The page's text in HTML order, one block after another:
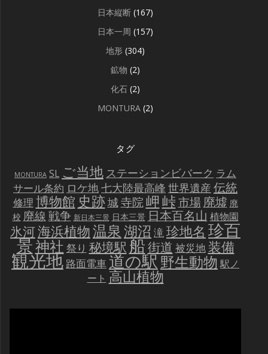
日本縦断 (167)
日本一周 (157)
地形 (304)
鉱物 (2)
化石 (2)
MONTURA (2)
タグ
MONTURA SL ご当地 ステーションビバーク ラム
サール条約 ロケ地七大陸最高峰 世界遺産 伝統
修理 博物館 史跡城寺院岬峠市場 廃墟 廃
校 廃線戦争 新日本三景 日本三景 日本百名山 植物園
氷河海浜植物温泉湖沼 滝珍地名 珍百
景神社 祭り 秘境駅船街道 被災地 装備
観光地 路面電車道の駅野生動物 駅ノ
ート 高山植物